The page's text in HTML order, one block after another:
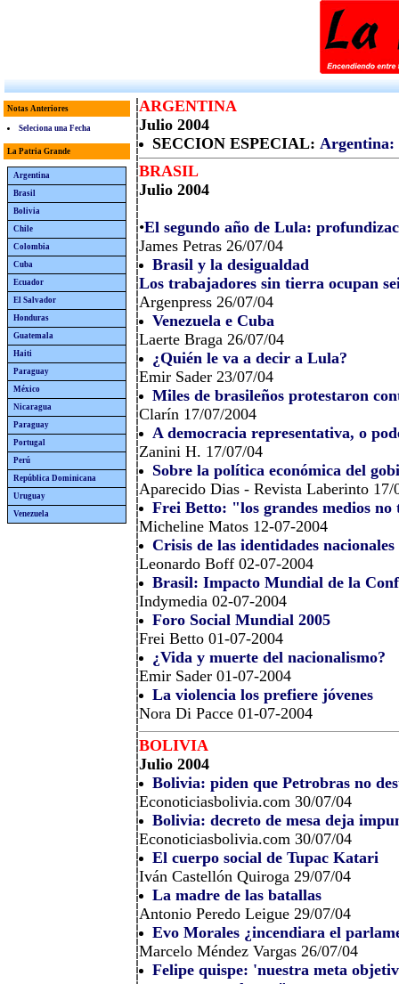
Notas Anteriores
Seleciona una Fecha
La Patria Grande
Argentina
Brasil
Bolivia
Chile
Colombia
Cuba
Ecuador
El Salvador
Honduras
Guatemala
Haiti
Paraguay
México
Nicaragua
Paraguay
Portugal
Perú
República Dominicana
Uruguay
Venezuela
ARGENTINA
Julio 2004
SECCION ESPECIAL: Argentina:
BRASIL
Julio 2004
•El segundo año de Lula:
James Petras 26/07/04
Brasil y la desigualdad
Los trabajadores sin tierra ocupan
Argenpress 26/07/04
Venezuela e Cuba
Laerte Braga 26/07/04
¿Quién le va a decir a Lula?
Emir Sader 23/07/04
Miles de brasileños protestaron
Clarín 17/07/2004
A democracia representativa, o
Zanini H. 17/07/04
Sobre la política económica del
Aparecido Dias - Revista Laberinto 17/
Frei Betto: "los grandes medios
Micheline Matos 12-07-2004
Crisis de las identidades nacionales
Leonardo Boff 02-07-2004
Brasil: Impacto Mundial de la
Indymedia 02-07-2004
Foro Social Mundial 2005
Frei Betto 01-07-2004
¿Vida y muerte del nacionalismo?
Emir Sader 01-07-2004
La violencia los prefiere jóvenes
Nora Di Pacce 01-07-2004
BOLIVIA
Julio 2004
Bolivia: piden que Petrobras no
Econoticiasbolivia.com 30/07/04
Bolivia: decreto de mesa deja
Econoticiasbolivia.com 30/07/04
El cuerpo social de Tupac Katari
Iván Castellón Quiroga 29/07/04
La madre de las batallas
Antonio Peredo Leigue 29/07/04
Evo Morales ¿incendiara el
Marcelo Méndez Vargas 26/07/04
Felipe quispe: 'nuestra meta